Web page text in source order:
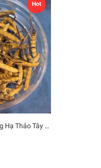
Hot
Con - Đông Trùng Hạ Thảo Tây Tạng